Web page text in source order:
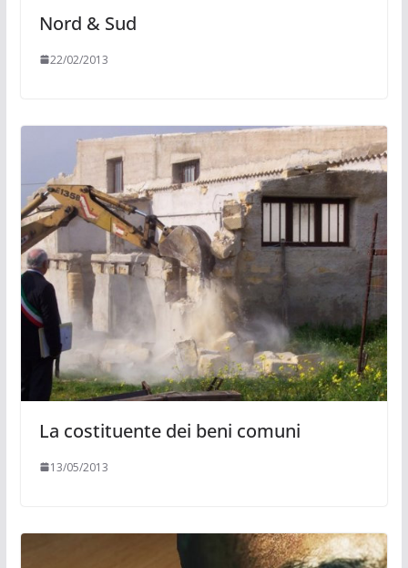
Nord & Sud
22/02/2013
La costituente dei beni comuni
13/05/2013